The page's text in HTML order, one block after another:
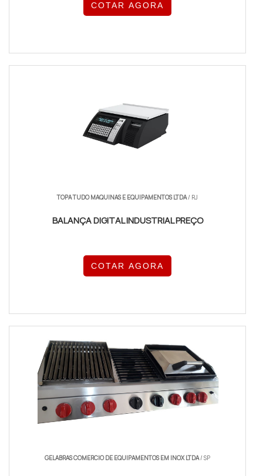
COTAR AGORA
TOPA TUDO MAQUINAS E EQUIPAMENTOS LTDA/ RJ
BALANÇA DIGITAL INDUSTRIAL PREÇO
COTAR AGORA
GELABRAS COMERCIO DE EQUIPAMENTOS EM INOX LTDA/ SP